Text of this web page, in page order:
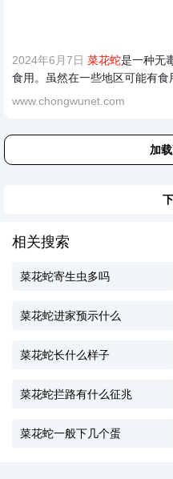
2024年6月7日 菜花蛇是一种无
食用。虽然在一些地区可能有食
www.chongwunet.com
加
相关搜索
菜花蛇寄生虫多吗
菜花蛇进家预示什么
菜花蛇长什么样子
菜花蛇拦路有什么征兆
菜花蛇一般下几个蛋